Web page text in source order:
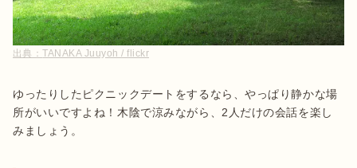
出典：TANAKA Juuyoh / flickr
ゆったりしたピクニックデートをするなら、やっぱり静かな場
所がいいですよね！木陰で涼みながら、2人だけの会話を楽し